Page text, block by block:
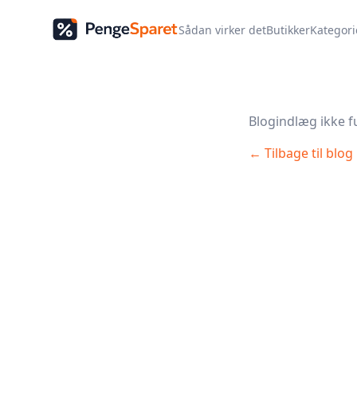
Sådan virker detButikker
Blogindlæg ikke
← Tilbage til blog